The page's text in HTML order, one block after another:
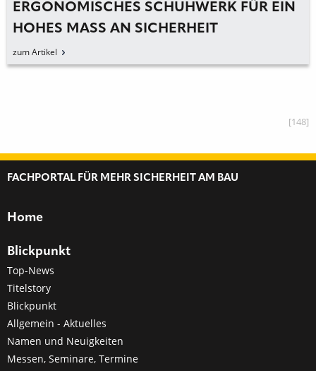
ERGONOMISCHES SCHUHWERK FÜR EIN
HOHES MASS AN SICHERHEIT
zum Artikel
[148]
FACHPORTAL FÜR MEHR SICHERHEIT AM BAU
Home
Blickpunkt
Top-News
Titelstory
Blickpunkt
Allgemein - Aktuelles
Namen und Neuigkeiten
Messen, Seminare, Termine